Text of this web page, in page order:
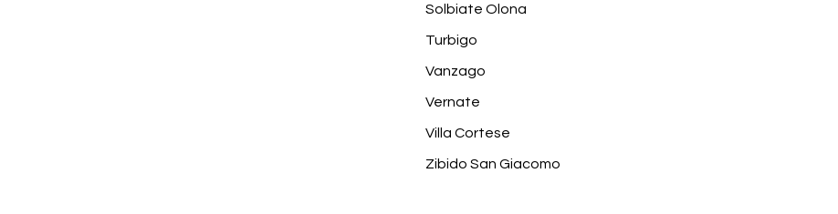
Solbiate Olona
Turbigo
Vanzago
Vernate
Villa Cortese
Zibido San Giacomo